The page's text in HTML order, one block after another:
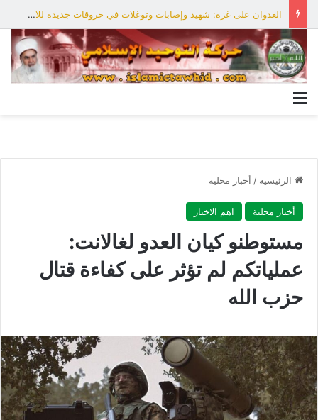
العدوان على غزة: شهيد وإصابات وتوغلات في خروقات جديدة للاحتلال
الرئيسية / أخبار محلية
أخبار محلية اهم الاخبار
مستوطنو كيان العدو لغالانت:
عملياتكم لم تؤثر على كفاءة قتال
حزب الله